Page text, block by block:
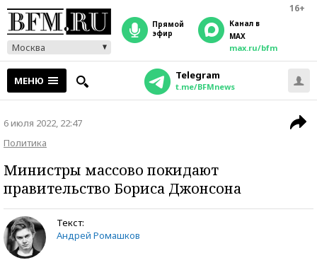
16+
Москва
прямой
эфир
Канал в
MAX
max.ru/bfm
МЕНЮ Telegram
t.me/BFMnews
6 июля 2022, 22:47
Политика
Министры массово покидают
правительство Бориса Джонсона
Текст:
Андрей Ромашков